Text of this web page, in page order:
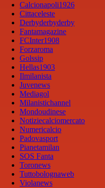
Calcionapoli1926
Cittaceleste
Derbyderbyderby
Fantamagazine
FCInter1908
Forzaroma
Golssip
Hellas1903
Ilmilanista
Juvenews
Mediagol
Milanistichannel
Mondoudinese
Notiziecalciomercato
Numericalcio
Padovasport
Pianetamilan
SOS Fanta
Toronews
Tuttobolognaweb
Violanews